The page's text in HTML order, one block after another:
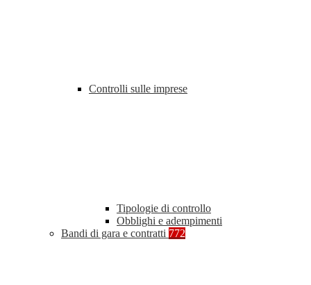
Controlli sulle imprese
Tipologie di controllo
Obblighi e adempimenti
Bandi di gara e contratti 772